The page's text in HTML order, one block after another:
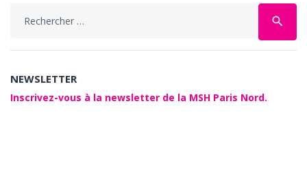
search
NEWSLETTER
Inscrivez-vous à la newsletter de la MSH Paris Nord.